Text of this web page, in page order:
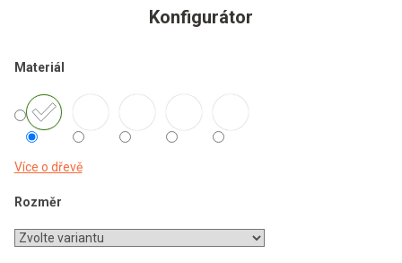
Konfigurátor
Materiál
Více o dřevě
Rozměr